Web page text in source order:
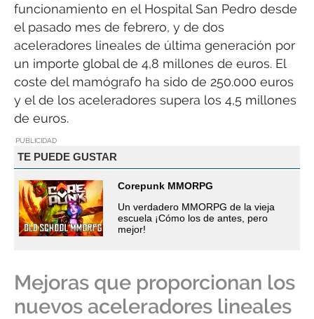
funcionamiento en el Hospital San Pedro desde
el pasado mes de febrero, y de dos
aceleradores lineales de última generación por
un importe global de 4,8 millones de euros. El
coste del mamógrafo ha sido de 250.000 euros
y el de los aceleradores supera los 4,5 millones
de euros.
PUBLICIDAD
TE PUEDE GUSTAR
Corepunk MMORPG
Un verdadero MMORPG de la vieja
escuela ¡Cómo los de antes, pero
mejor!
Mejoras que proporcionan los
nuevos aceleradores lineales